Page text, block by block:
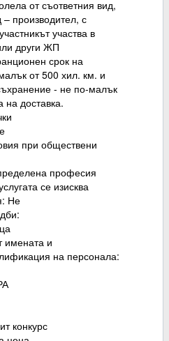
от съответния вид,
– производител, с
участва в
други ЖП
срок на
от 500 хил. км. и
- не по-малък
на доставка.
при обществени
професия
се изисква
Не
имената и
на персонала:
конкурс